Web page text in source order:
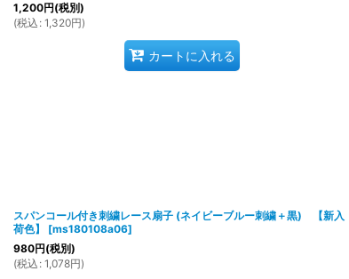
1,200円(税別)
(税込 : 1,320円)
カートに入れる
スパンコール付き刺繍レース扇子 (ネイビーブルー刺繍＋黒) 【新入
荷色】
[ms180108a06]
980円(税別)
(税込 : 1,078円)